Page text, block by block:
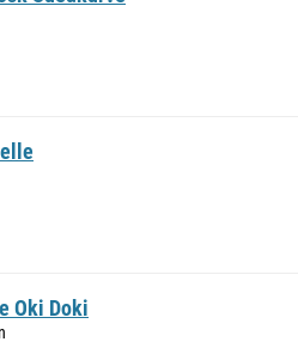
Oki Doki